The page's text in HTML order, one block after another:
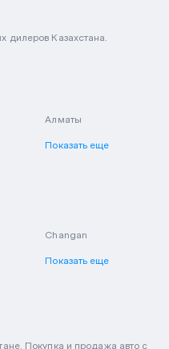
дилеров Казахстана.
Алматы
Показать еще
Changan
Показать еще
Покупка и продажа авто с